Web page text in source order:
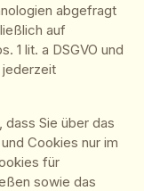
abgefragt
auf
1 lit. a DSGVO und
jederzeit
dass Sie über das
Cookies nur im
für
sowie das